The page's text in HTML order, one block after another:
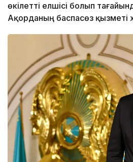
өкілетті елшісі болып
Ақорданың баспасөз қызметі